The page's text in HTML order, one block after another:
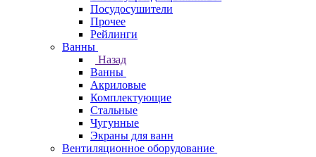
Посудосушители
Прочее
Рейлинги
Ванны
Назад
Ванны
Акриловые
Комплектующие
Стальные
Чугунные
Экраны для ванн
Вентиляционное оборудование